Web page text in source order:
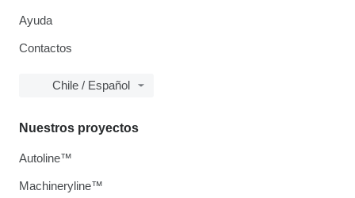
Ayuda
Contactos
Chile / Español
Nuestros proyectos
Autoline™
Machineryline™